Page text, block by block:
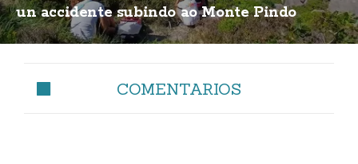
un accidente subindo ao Monte Pindo
COMENTARIOS